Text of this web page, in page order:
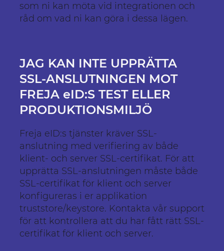
som ni kan möta vid integrationen och
råd om vad ni kan göra i dessa lägen.
JAG KAN INTE UPPRÄTTA
SSL-ANSLUTNINGEN MOT
FREJA eID:S TEST ELLER
PRODUKTIONSMILJÖ
Freja eID:s tjänster kräver SSL-
anslutning med verifiering av både
klient- och server SSL-certifikat. För att
upprätta SSL-anslutningen måste både
SSL-certifikat för klient och server
konfigureras i er applikation
truststore/keystore. Kontakta vår support
för att kontrollera att du har fått rätt SSL-
certifikat för klient och server.